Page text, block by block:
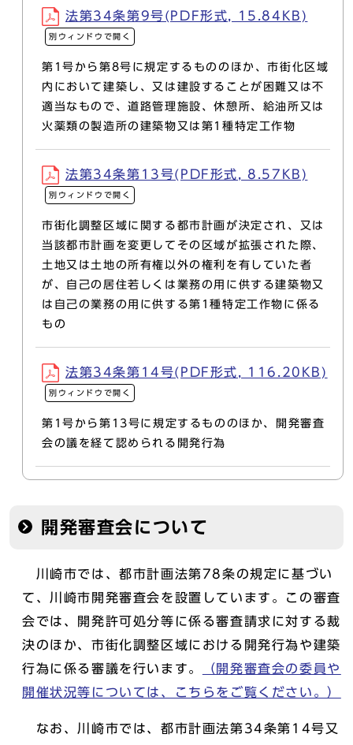
法第34条第9号(PDF形式, 15.84KB)
別ウィンドウで開く
第1号から第8号に規定するもののほか、市街化区域
内において建築し、又は建設することが困難又は不
適当なもので、道路管理施設、休憩所、給油所又は
火薬類の製造所の建築物又は第1種特定工作物
法第34条第13号(PDF形式, 8.57KB)
別ウィンドウで開く
市街化調整区域に関する都市計画が決定され、又は
当該都市計画を変更してその区域が拡張された際、
土地又は土地の所有権以外の権利を有していた者
が、自己の居住若しくは業務の用に供する建築物又
は自己の業務の用に供する第1種特定工作物に係る
もの
法第34条第14号(PDF形式, 116.20KB)
別ウィンドウで開く
第1号から第13号に規定するもののほか、開発審査
会の議を経て認められる開発行為
開発審査会について
川崎市では、都市計画法第78条の規定に基づい
て、川崎市開発審査会を設置しています。この審査
会では、開発許可処分等に係る審査請求に対する裁
決のほか、市街化調整区域における開発行為や建築
行為に係る審議を行います。
（開発審査会の委員や
開催状況等については、こちらをご覧ください。）
なお、川崎市では、都市計画法第34条第14号又